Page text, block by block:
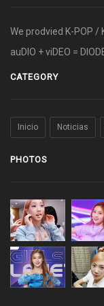
We prodvied K-POP /
auDIO + viDEO =
CATEGORY
Inicio Noticias
PHOTOS